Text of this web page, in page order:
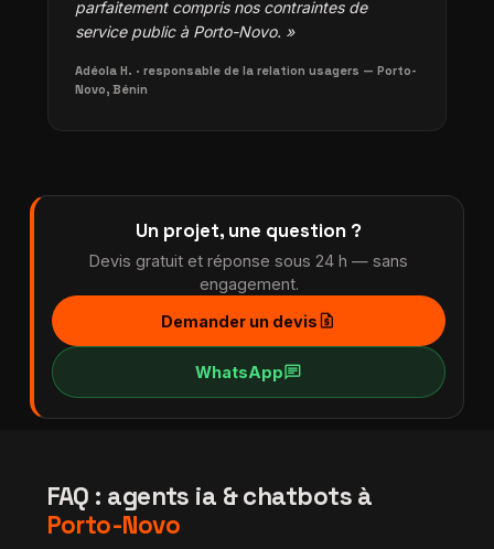
parfaitement compris nos contraintes de
service public à Porto-Novo. »
Adéola H. · responsable de la relation usagers — Porto-
Novo, Bénin
Un projet, une question ?
Devis gratuit et réponse sous 24 h — sans
engagement.
Demander un devisrequest_quote
WhatsAppchat
FAQ : agents ia & chatbots à
Porto-Novo